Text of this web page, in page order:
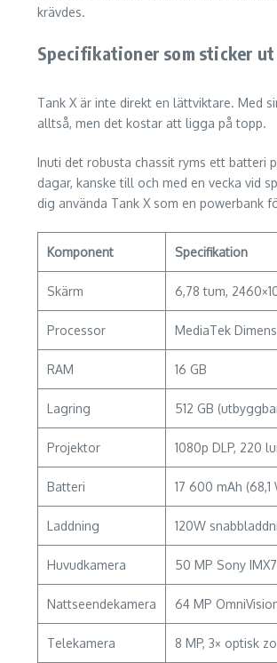
krävdes.
Specifikationer som sticker ut
Tank X är inte direkt en lättviktare. Med
alltså, men det kostar att ligga på topp.
Inuti det robusta chassit ryms ett batteri
dagar, kanske till och med en vecka vid
dig använda Tank X som en powerbank
Komponent Specifikation
Skärm 6,78 tum,
Processor MediaTek
RAM 16 GB
Lagring 512 GB
Projektor 1080p DLP, 220
Batteri 17 600 mAh (68,1
Laddning 120W
Huvudkamera 50 MP Sony
Nattseendekamera 64 MP
Telekamera 8 MP, 3× optisk